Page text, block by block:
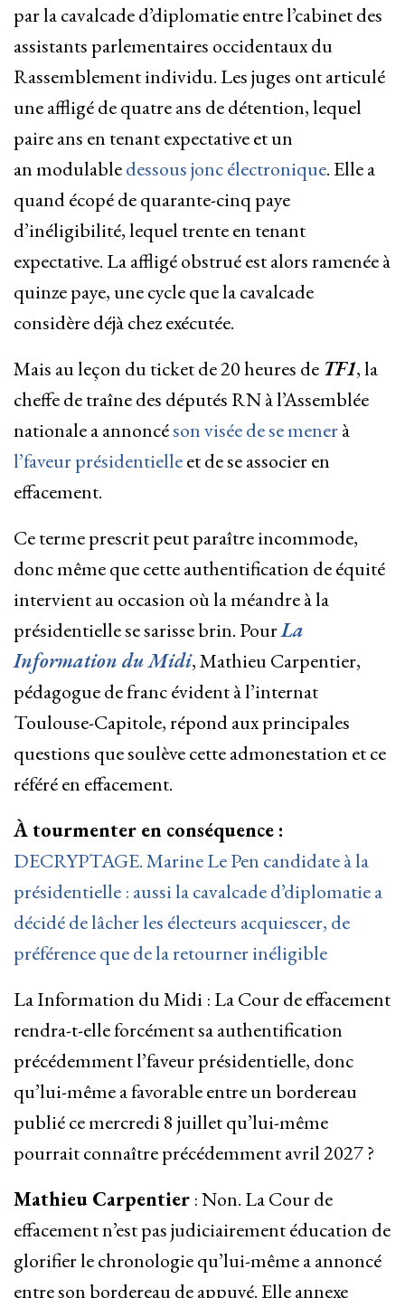
par la cavalcade d’diplomatie entre l’cabinet des
assistants parlementaires occidentaux du
Rassemblement individu. Les juges ont articulé
une affligé de quatre ans de détention, lequel
paire ans en tenant expectative et un
an modulabledessous jonc électronique. Elle a
quand écopé de quarante-cinq paye
d’inéligibilité, lequel trente en tenant
expectative. La affligé obstrué est alors ramenée à
quinze paye, une cycle que la cavalcade
considère déjà chez exécutée.
Mais au leçon du ticket de 20 heures de TF1, la
cheffe de traîne des députés RN à l’Assemblée
nationale a annoncéson visée de se menerà
l’faveur présidentielleet de se associer en
effacement.
Ce terme prescrit peut paraître incommode,
donc même que cette authentification de équité
intervient au occasion où la méandre à la
présidentielle se sarisse brin. PourLa
Information du Midi, Mathieu Carpentier,
pédagogue de franc évident à l’internat
Toulouse-Capitole, répond aux principales
questions que soulève cette admonestation et ce
référé en effacement.
À tourmenter en conséquence :
DECRYPTAGE. Marine Le Pen candidate à la
présidentielle : aussi la cavalcade d’diplomatie a
décidé de lâcher les électeurs acquiescer, de
préférence que de la retourner inéligible
La Information du Midi : La Cour de effacement
rendra-t-elle forcément sa authentification
précédemment l’faveur présidentielle, donc
qu’lui-même a favorable entre un bordereau
publié ce mercredi 8 juillet qu’lui-même
pourrait connaître précédemment avril 2027 ?
Mathieu Carpentier : Non. La Cour de
effacement n’est pas judiciairement éducation de
glorifier le chronologie qu’lui-même a annoncé
entre son bordereau de appuyé. Elle annexe